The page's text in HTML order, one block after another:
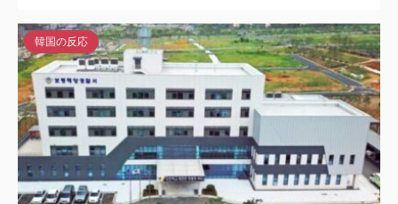
韓国の反応